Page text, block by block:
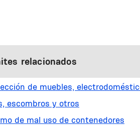
relacionados
de muebles,
escombros y otros
de mal uso de contenedores